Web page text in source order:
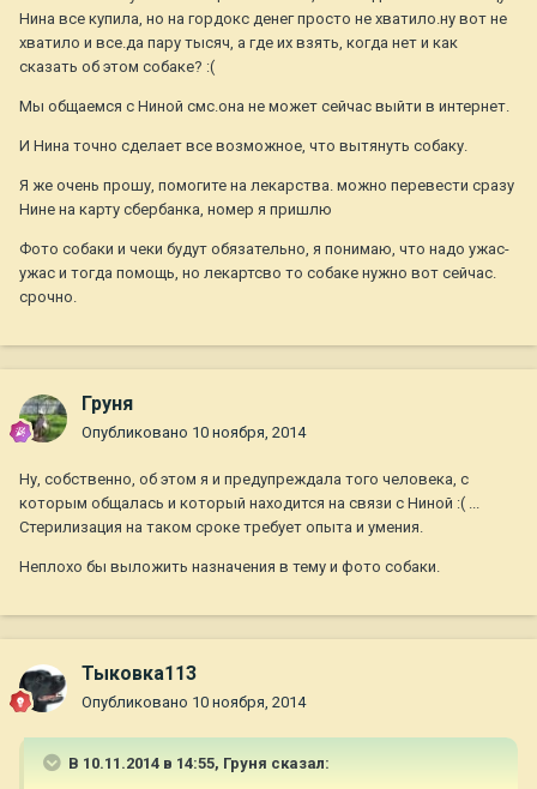
Нина все купила, но на гордокс денег просто не хватило.ну вот не
хватило и все.да пару тысяч, а где их взять, когда нет и как
сказать об этом собаке? :(
Мы общаемся с Ниной смс.она не может сейчас выйти в интернет.
И Нина точно сделает все возможное, что вытянуть собаку.
Я же очень прошу, помогите на лекарства. можно перевести сразу
Нине на карту сбербанка, номер я пришлю
Фото собаки и чеки будут обязательно, я понимаю, что надо ужас-
ужас и тогда помощь, но лекартсво то собаке нужно вот сейчас.
срочно.
Груня
Опубликовано 10 ноября, 2014
Ну, собственно, об этом я и предупреждала того человека, с
которым общалась и который находится на связи с Ниной :( ...
Стерилизация на таком сроке требует опыта и умения.
Неплохо бы выложить назначения в тему и фото собаки.
Тыковка113
Опубликовано 10 ноября, 2014
В 10.11.2014 в 14:55, Груня сказал: